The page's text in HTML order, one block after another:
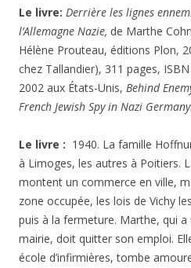
Le livre: Derrière les lignes
l’Allemagne Nazie, de Marthe
Hélène Prouteau, éditions Plon,
chez Tallandier), 311 pages,
2002 aux États-Unis, Behind
French Jewish Spy in Nazi Germany.
Le livre : 1940. La famille
à Limoges, les autres à Poitiers.
montent un commerce en ville,
zone occupée, les lois de Vichy
puis à la fermeture. Marthe, qui
mairie, doit quitter son emploi.
école d’infirmières, tombe